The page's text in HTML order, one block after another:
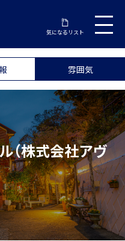
気になるリスト
雰囲気
（株式会社アヴ